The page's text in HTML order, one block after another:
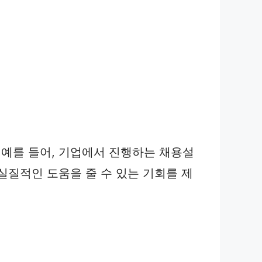
를 들어, 기업에서 진행하는 채용설
질적인 도움을 줄 수 있는 기회를 제